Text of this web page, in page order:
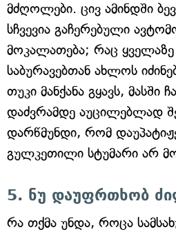
მძღოლები. ცივ ამინდში
სჩვევია გაჩერებული
მოკალათება; რაც ყველაზე
საბურავებთან ახლოს
თუკი მანქანა გყავს, მასში
დაძვრამდე აუცილებლად
დარწმუნდი, რომ
გულკეთილი სტუმარი არ
5. ნუ დაუფრთხობ
რა თქმა უნდა, როცა